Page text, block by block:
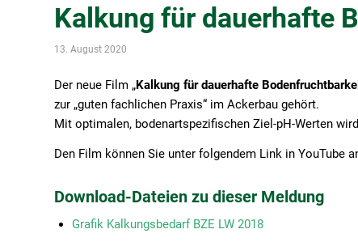
Kalkung für dauerhafte
13. August 2020
Der neue Film „Kalkung für dauerhafte
zur „guten fachlichen Praxis“ im Ackerbau gehört.
Mit optimalen, bodenartspezifischen Ziel-pH-Werten
Den Film können Sie unter folgendem Link in YouTube
Download-Dateien zu dieser Meldung
Grafik Kalkungsbedarf BZE LW 2018